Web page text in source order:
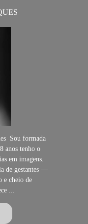
Sou formada
anos tenho o
em imagens.
de gestantes —
e cheio de
...